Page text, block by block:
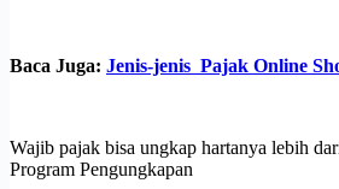
Baca Juga: Jenis-jenis Pajak Online
Wajib pajak bisa ungkap hartanya lebih
Program Pengungkapan